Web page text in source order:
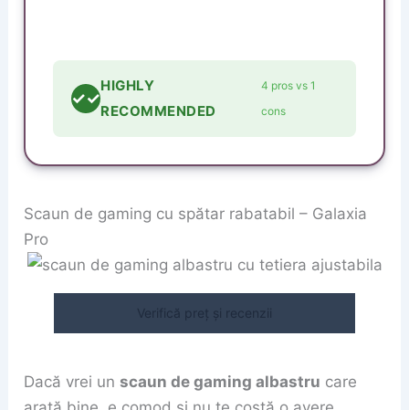
✓✓
HIGHLY
RECOMMENDED
4 pros vs 1
cons
Scaun de gaming cu spătar rabatabil – Galaxia
Pro
Verifică preț și recenzii
Dacă vrei unscaun de gaming albastru care